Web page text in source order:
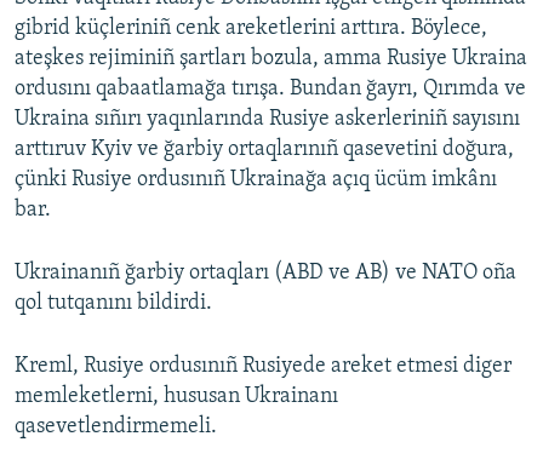
gibrid küçleriniñ cenk areketlerini arttıra. Böylece,
ateşkes rejiminiñ şartları bozula, amma Rusiye Ukraina
ordusını qabaatlamağa tırışa. Bundan ğayrı, Qırımda ve
Ukraina sıñırı yaqınlarında Rusiye askerleriniñ sayısını
arttıruv Kyiv ve ğarbiy ortaqlarınıñ qasevetini doğura,
çünki Rusiye ordusınıñ Ukrainağa açıq ücüm imkânı
bar.
Ukrainanıñ ğarbiy ortaqları (ABD ve AB) ve NATO oña
qol tutqanını bildirdi.
Kreml, Rusiye ordusınıñ Rusiyede areket etmesi diger
memleketlerni, hususan Ukrainanı
qasevetlendirmemeli.